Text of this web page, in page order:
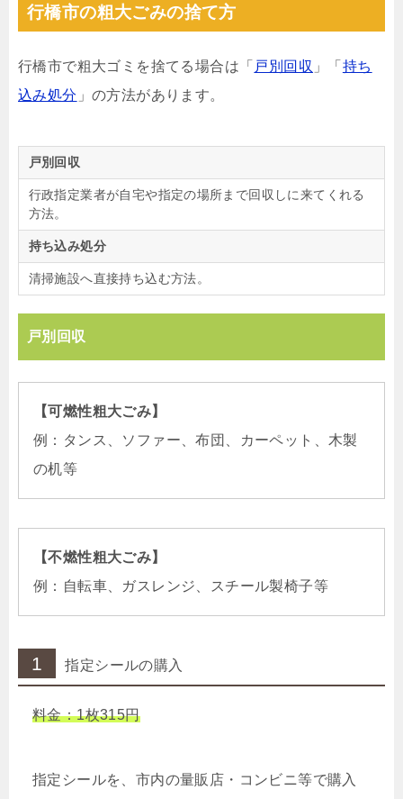
行橋市の粗大ごみの捨て方
行橋市で粗大ゴミを捨てる場合は「 戸別回収 」「 持ち
込み処分 」の方法があります。
戸別回収
行政指定業者が自宅や指定の場所まで回収しに来てくれる
方法。
持ち込み処分
清掃施設へ直接持ち込む方法。
戸別回収
【可燃性粗大ごみ】
例：タンス、ソファー、布団、カーペット、木製
の机等
【不燃性粗大ごみ】
例：自転車、ガスレンジ、スチール製椅子等
1 指定シールの購入
料金：1枚315円
指定シールを、市内の量販店・コンビニ等で購入